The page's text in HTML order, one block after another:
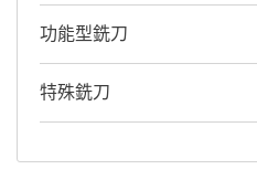
功能型銑刀
特殊銑刀